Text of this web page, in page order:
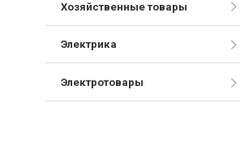
Хозяйственные товары
Электрика
Электротовары